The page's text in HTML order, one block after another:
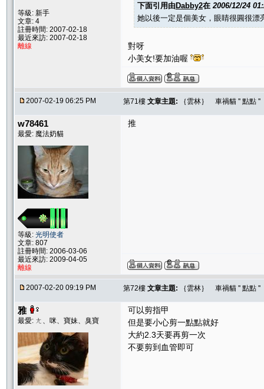
等級: 新手
文章: 4
註冊時間: 2007-02-18
最近來訪: 2007-02-18
離線
下面引用由Dabby2在 2006/12/24
她以後一定是個美女，眼睛很圓很漂
對呀
小美女!要加油喔
2007-02-19 06:25 PM 第71樓 文章主題: ｛雲林｝ 車禍貓 '' 點點
w78461
最愛: 魔法奶貓
等級: 光明使者
文章: 807
註冊時間: 2006-03-06
最近來訪: 2009-04-05
離線
推
2007-02-20 09:19 PM 第72樓 文章主題: ｛雲林｝ 車禍貓 '' 點點
雅
最愛: ㄤ、咪、寶妹、臭寶
可以剪指甲
但是要小心剪一點點就好
大約2.3天要再剪一次
不要剪到血管即可